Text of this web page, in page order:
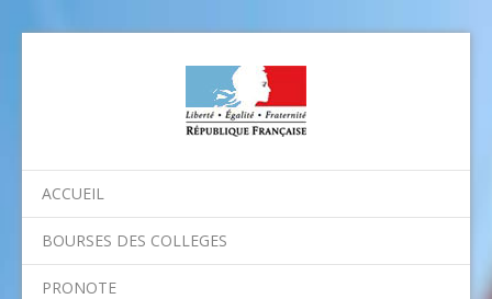
ACCUEIL
BOURSES DES COLLEGES
PRONOTE